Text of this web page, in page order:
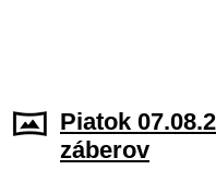
Piatok
záberov